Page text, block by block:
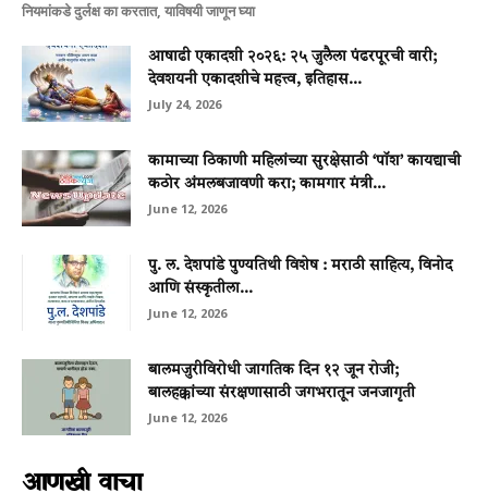
नियमांकडे दुर्लक्ष का करतात, याविषयी जाणून घ्या
आषाढी एकादशी २०२६: २५ जुलैला पंढरपूरची वारी;
देवशयनी एकादशीचे महत्त्व, इतिहास...
July 24, 2026
कामाच्या ठिकाणी महिलांच्या सुरक्षेसाठी ‘पॉश’ कायद्याची
कठोर अंमलबजावणी करा; कामगार मंत्री...
June 12, 2026
पु. ल. देशपांडे पुण्यतिथी विशेष : मराठी साहित्य, विनोद
आणि संस्कृतीला...
June 12, 2026
बालमजुरीविरोधी जागतिक दिन १२ जून रोजी;
बालहक्कांच्या संरक्षणासाठी जगभरातून जनजागृती
June 12, 2026
आणखी वाचा